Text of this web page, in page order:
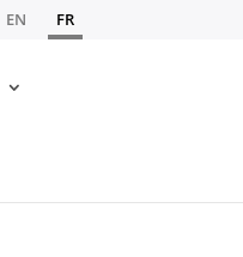
EN FR